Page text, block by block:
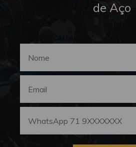
de Aço